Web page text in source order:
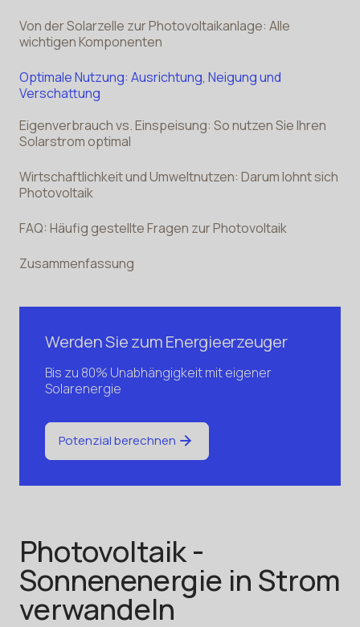
Von der Solarzelle zur Photovoltaikanlage: Alle
wichtigen Komponenten
Optimale Nutzung: Ausrichtung, Neigung und
Verschattung
Eigenverbrauch vs. Einspeisung: So nutzen Sie Ihren
Solarstrom optimal
Wirtschaftlichkeit und Umweltnutzen: Darum lohnt sich
Photovoltaik
FAQ: Häufig gestellte Fragen zur Photovoltaik
Zusammenfassung
Werden Sie zum Energieerzeuger
Bis zu 80% Unabhängigkeit mit eigener
Solarenergie
Potenzial berechnen
Photovoltaik -
Sonnenenergie in Strom
verwandeln